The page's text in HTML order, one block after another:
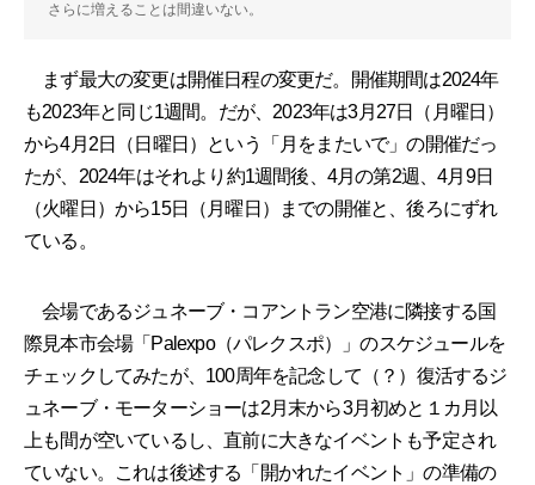
さらに増えることは間違いない。
まず最大の変更は開催日程の変更だ。開催期間は2024年
も2023年と同じ1週間。だが、2023年は3月27日（月曜日）
から4月2日（日曜日）という「月をまたいで」の開催だっ
たが、2024年はそれより約1週間後、4月の第2週、4月9日
（火曜日）から15日（月曜日）までの開催と、後ろにずれ
ている。
会場であるジュネーブ・コアントラン空港に隣接する国
際見本市会場「Palexpo（パレクスポ）」のスケジュールを
チェックしてみたが、100周年を記念して（？）復活するジ
ュネーブ・モーターショーは2月末から3月初めと１カ月以
上も間が空いているし、直前に大きなイベントも予定され
ていない。これは後述する「開かれたイベント」の準備の